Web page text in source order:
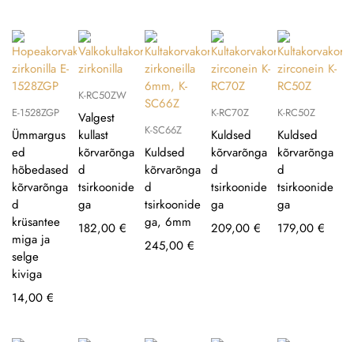
E-1528ZGP
Ümmargus
ed
hõbedased
kõrvarõnga
d
krüsantee
miga ja
selge
kiviga
14,00 €
K-RC50ZW
Valgest
kullast
kõrvarõnga
d
tsirkoonide
ga
182,00 €
K-SC66Z
Kuldsed
kõrvarõnga
d
tsirkoonide
ga, 6mm
245,00 €
K-RC70Z
Kuldsed
kõrvarõnga
d
tsirkoonide
ga
209,00 €
K-RC50Z
Kuldsed
kõrvarõnga
d
tsirkoonide
ga
179,00 €